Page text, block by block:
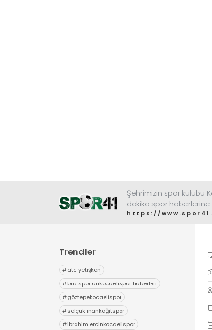
Şehrimizin spor kulübü
dakika spor haberlerine
https://
Trendler
#ata yetişken
#buz sporlarıkocaelispor haberleri
#göztepekocaelispor
#selçuk inankağıtspor
#ibrahim ercinkocaelispor